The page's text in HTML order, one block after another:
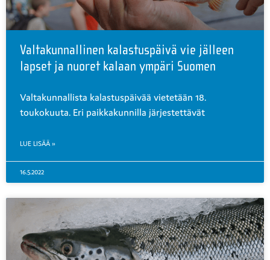
Valtakunnallinen kalastuspäivä vie jälleen
lapset ja nuoret kalaan ympäri Suomen
Valtakunnallista kalastuspäivää vietetään 18.
toukokuuta. Eri paikkakunnilla järjestettävät
LUE LISÄÄ »
16.5.2022